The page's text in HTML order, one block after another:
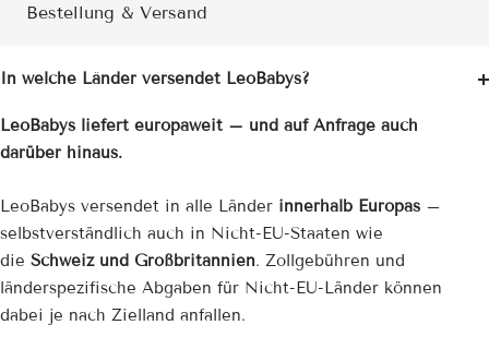
Bestellung & Versand
In welche Länder versendet LeoBabys?
LeoBabys liefert europaweit – und auf Anfrage auch
darüber hinaus.
LeoBabys versendet in alle Länder innerhalb Europas –
selbstverständlich auch in Nicht-EU-Staaten wie
die Schweiz und Großbritannien. Zollgebühren und
länderspezifische Abgaben für Nicht-EU-Länder können
dabei je nach Zielland anfallen.